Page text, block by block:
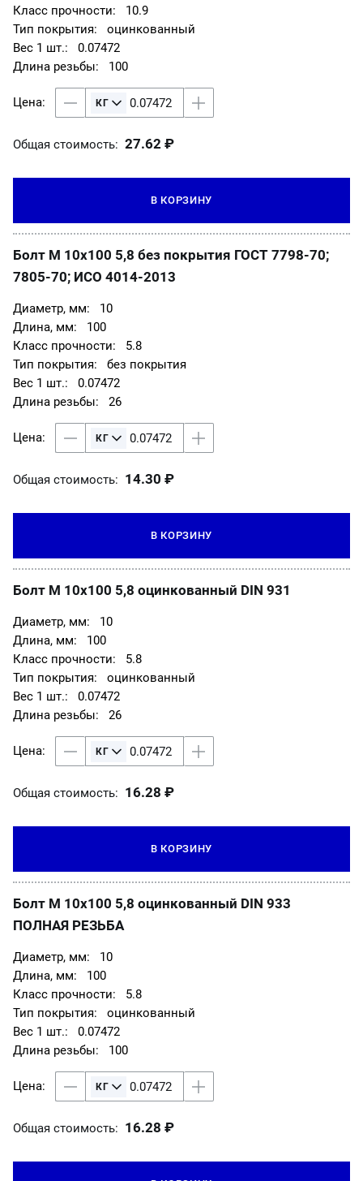
10.9
оцинкованный
0.07472
100
Общая стоимость: 27.62 ₽
В КОРЗИНУ
Болт М 10х100 5,8 без покрытия ГОСТ 7798-70;
7805-70; ИСО 4014-2013
10
100
5.8
без покрытия
0.07472
26
Общая стоимость: 14.30 ₽
В КОРЗИНУ
Болт М 10х100 5,8 оцинкованный DIN 931
10
100
5.8
оцинкованный
0.07472
26
Общая стоимость: 16.28 ₽
В КОРЗИНУ
Болт М 10х100 5,8 оцинкованный DIN 933
ПОЛНАЯ РЕЗЬБА
10
100
5.8
оцинкованный
0.07472
100
Общая стоимость: 16.28 ₽